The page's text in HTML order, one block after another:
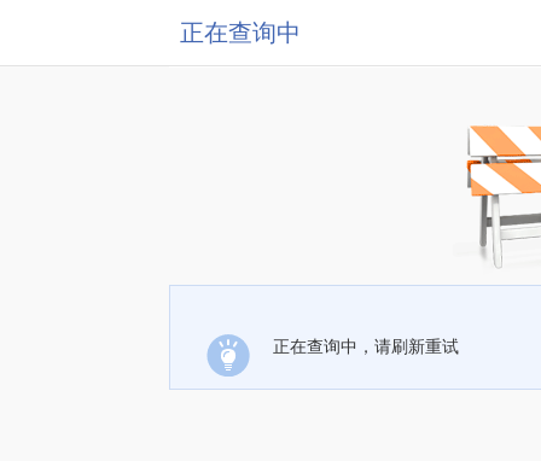
正在查询中
正在查询中，请刷新重试